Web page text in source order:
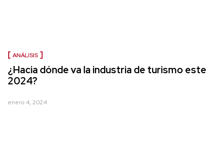
ANÁLISIS
¿Hacia dónde va la industria de turismo este
2024?
enero 4, 2024